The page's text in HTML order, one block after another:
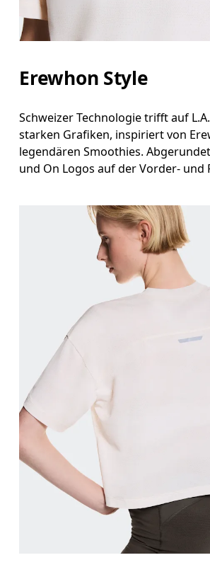
Erewhon Style
Schweizer Technologie trifft auf
starken Grafiken, inspiriert von
legendären Smoothies.
und On Logos auf der Vorder- und